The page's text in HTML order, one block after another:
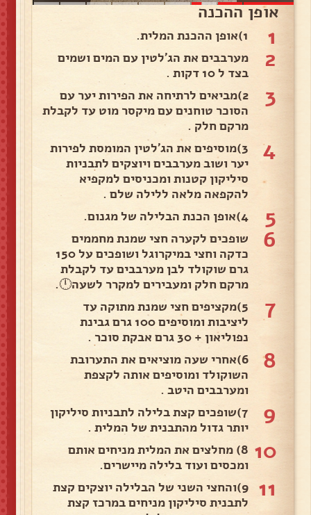
אופן ההכנה
1 1)אופן ההכנת המלית.
2
מערבבים את הג'לטין עם המים ושמים
בצד ל 10 דקות .
3
2)מביאים לרתיחה את הפירות יער עם
הסוכר טוחנים עם מיקסר מוט עד לקבלת
מרקם חלק .
4
3)מוסיפים את הג'לטין המומסת לפירות
יער ושוב מערבבים ויוצקים לתבניות
סיליקון קטנות ומכניסים למקפיא
להקפאה מלאה ללילה שלם .
5 4)אופן הכנת הבלילה של מגנום.
6
שופכים לקערה חצי שמנת מחממים
כדקה וחצי במיקרוגל ושופכים על 150
גרם שוקולד לבן מערבבים עד לקבלת
מרקם חלק ומעבירים למקרר לשעה🕛.
7
5)מקציפים חצי שמנת מתוקה עד
ליציבות ומוסיפים 100 גרם גבינת
נפוליאון + 30 גרם אבקת סוכר .
8
6)אחרי שעה מוציאים את התערובת
השוקולד ומוסיפים אותה לקצפת
ומערבבים היטב .
9
7)שופכים קצת בלילה לתבניות סיליקון
יותר גדול מהתבנית של המלית .
10
8) מחלצים את המלית מניחים אותם
ומכסים ועוד בלילה מיישרים.
11
9)והחצי השני של הבלילה יוצקים קצת
לתבנית סיליקון מניחים במרכז קצת